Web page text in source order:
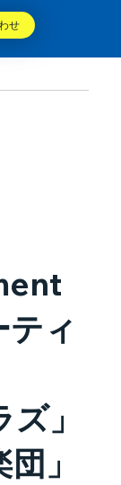
せ
ィ
」
」